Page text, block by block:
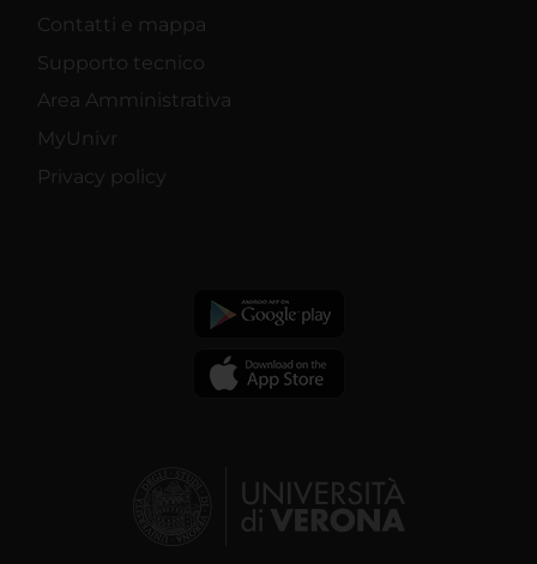
Contatti e mappa
Supporto tecnico
Area Amministrativa
MyUnivr
Privacy policy